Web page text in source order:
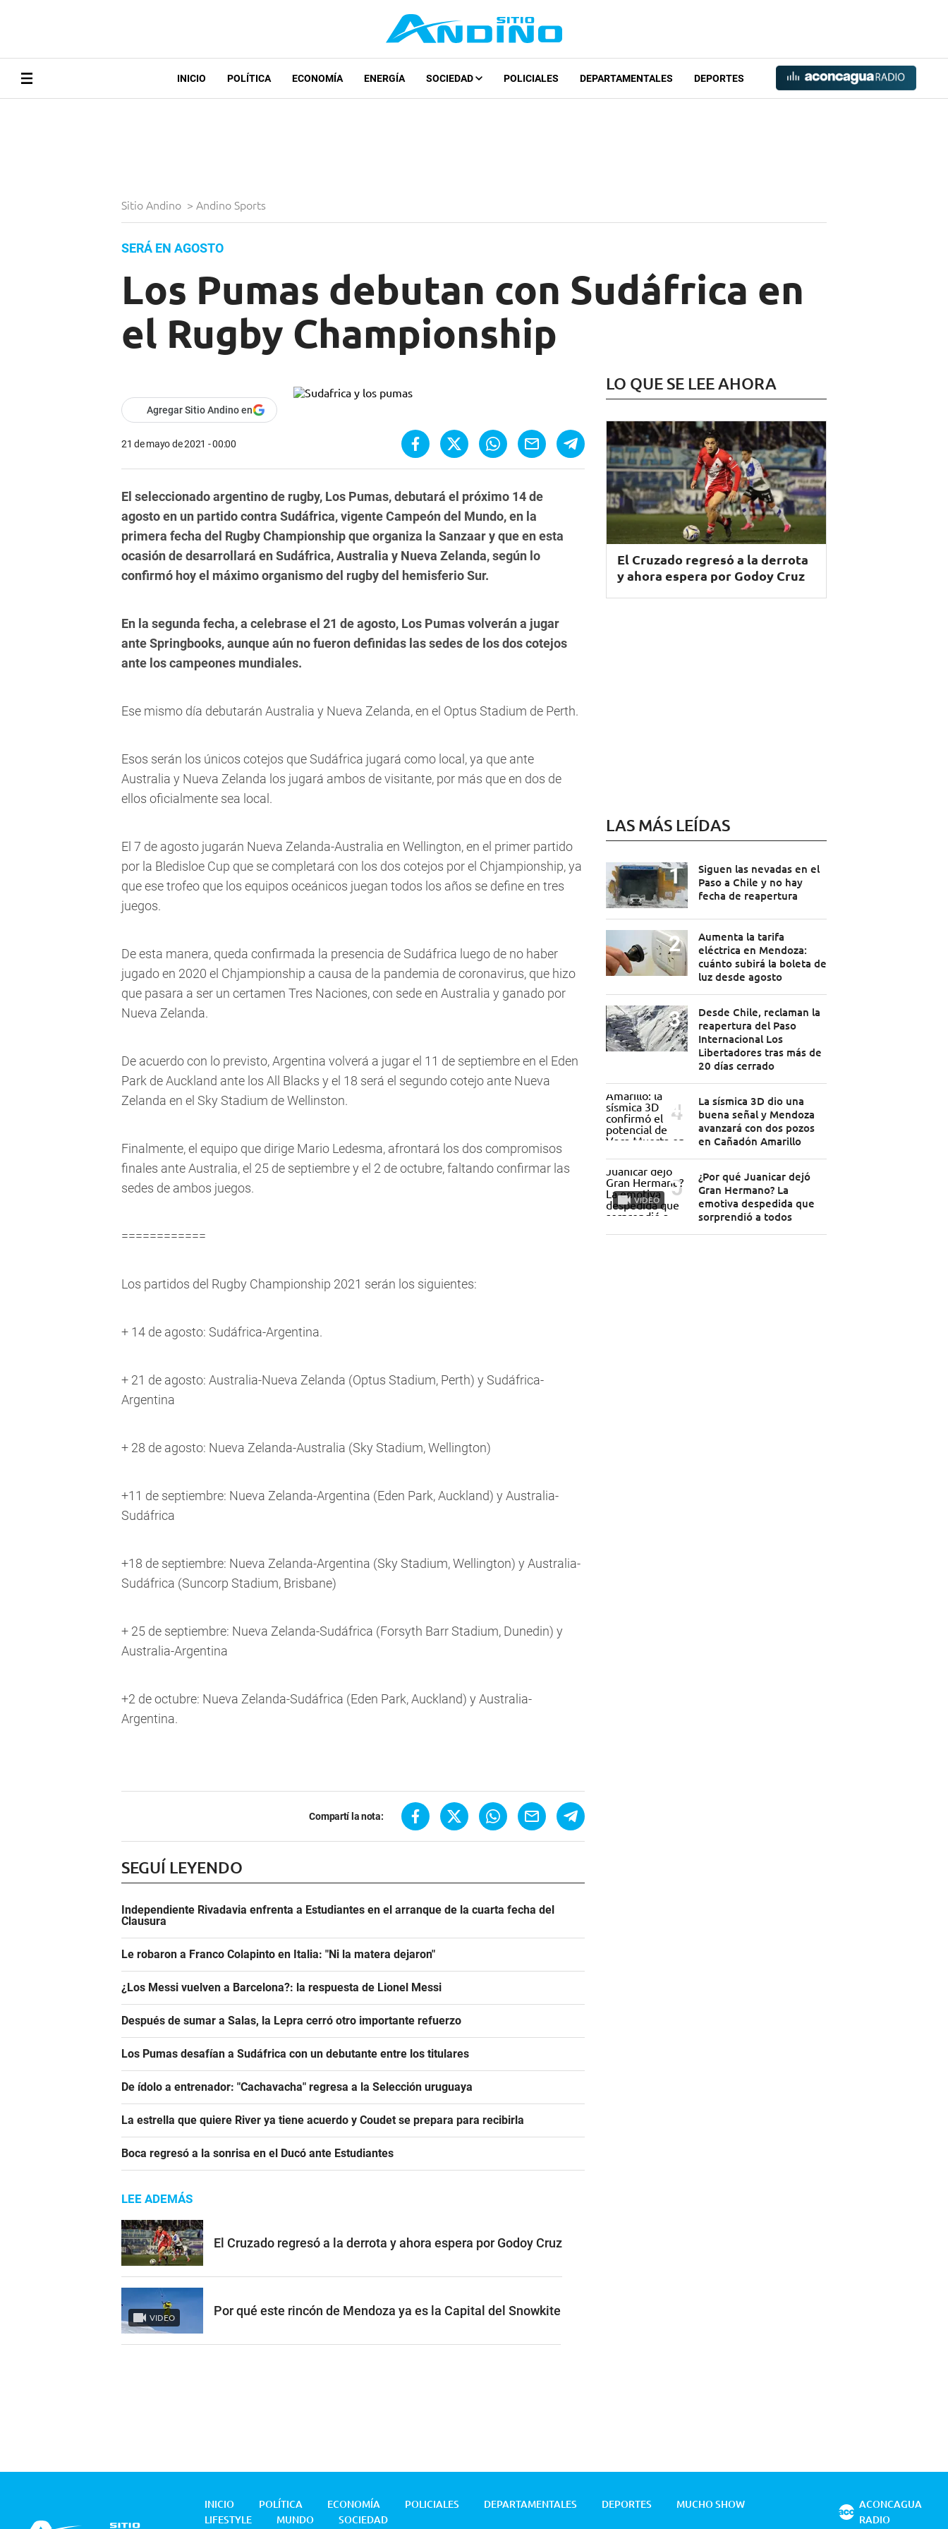
INICIO POLÍTICA ECONOMÍA ENERGÍA SOCIEDAD POLICIALES DEPARTAMENTALES DEPORTES
Sitio Andino > Andino Sports
SERÁ EN AGOSTO
Los Pumas debutan con Sudáfrica en
el Rugby Championship
Agregar Sitio Andino en
21 de mayo de 2021 - 00:00
El seleccionado argentino de rugby, Los Pumas, debutará el próximo 14 de
agosto en un partido contra Sudáfrica, vigente Campeón del Mundo, en la
primera fecha del Rugby Championship que organiza la Sanzaar y que en esta
ocasión de desarrollará en Sudáfrica, Australia y Nueva Zelanda, según lo
confirmó hoy el máximo organismo del rugby del hemisferio Sur.
En la segunda fecha, a celebrase el 21 de agosto, Los Pumas volverán a jugar
ante Springbooks, aunque aún no fueron definidas las sedes de los dos cotejos
ante los campeones mundiales.
Ese mismo día debutarán Australia y Nueva Zelanda, en el Optus Stadium de Perth.
Esos serán los únicos cotejos que Sudáfrica jugará como local, ya que ante
Australia y Nueva Zelanda los jugará ambos de visitante, por más que en dos de
ellos oficialmente sea local.
El 7 de agosto jugarán Nueva Zelanda-Australia en Wellington, en el primer partido
por la Bledisloe Cup que se completará con los dos cotejos por el Chjampionship, ya
que ese trofeo que los equipos oceánicos juegan todos los años se define en tres
juegos.
De esta manera, queda confirmada la presencia de Sudáfrica luego de no haber
jugado en 2020 el Chjampionship a causa de la pandemia de coronavirus, que hizo
que pasara a ser un certamen Tres Naciones, con sede en Australia y ganado por
Nueva Zelanda.
De acuerdo con lo previsto, Argentina volverá a jugar el 11 de septiembre en el Eden
Park de Auckland ante los All Blacks y el 18 será el segundo cotejo ante Nueva
Zelanda en el Sky Stadium de Wellinston.
Finalmente, el equipo que dirige Mario Ledesma, afrontará los dos compromisos
finales ante Australia, el 25 de septiembre y el 2 de octubre, faltando confirmar las
sedes de ambos juegos.
============
Los partidos del Rugby Championship 2021 serán los siguientes:
+ 14 de agosto: Sudáfrica-Argentina.
+ 21 de agosto: Australia-Nueva Zelanda (Optus Stadium, Perth) y Sudáfrica-
Argentina
+ 28 de agosto: Nueva Zelanda-Australia (Sky Stadium, Wellington)
+11 de septiembre: Nueva Zelanda-Argentina (Eden Park, Auckland) y Australia-
Sudáfrica
+18 de septiembre: Nueva Zelanda-Argentina (Sky Stadium, Wellington) y Australia-
Sudáfrica (Suncorp Stadium, Brisbane)
+ 25 de septiembre: Nueva Zelanda-Sudáfrica (Forsyth Barr Stadium, Dunedin) y
Australia-Argentina
+2 de octubre: Nueva Zelanda-Sudáfrica (Eden Park, Auckland) y Australia-
Argentina.
Compartí la nota:
SEGUÍ LEYENDO
Independiente Rivadavia enfrenta a Estudiantes en el arranque de la cuarta fecha del
Clausura
Le robaron a Franco Colapinto en Italia: "Ni la matera dejaron"
¿Los Messi vuelven a Barcelona?: la respuesta de Lionel Messi
Después de sumar a Salas, la Lepra cerró otro importante refuerzo
Los Pumas desafían a Sudáfrica con un debutante entre los titulares
De ídolo a entrenador: "Cachavacha" regresa a la Selección uruguaya
La estrella que quiere River ya tiene acuerdo y Coudet se prepara para recibirla
Boca regresó a la sonrisa en el Ducó ante Estudiantes
LEE ADEMÁS
El Cruzado regresó a la derrota y ahora espera por Godoy Cruz
VIDEO Por qué este rincón de Mendoza ya es la Capital del Snowkite
LO QUE SE LEE AHORA
El Cruzado regresó a la derrota
y ahora espera por Godoy Cruz
LAS MÁS LEÍDAS
Siguen las nevadas en el
Paso a Chile y no hay
fecha de reapertura
Aumenta la tarifa
eléctrica en Mendoza:
cuánto subirá la boleta de
luz desde agosto
Desde Chile, reclaman la
reapertura del Paso
Internacional Los
Libertadores tras más de
20 días cerrado
La sísmica 3D dio una
buena señal y Mendoza
avanzará con dos pozos
en Cañadón Amarillo
VIDEO
¿Por qué Juanicar dejó
Gran Hermano? La
emotiva despedida que
sorprendió a todos
INICIO POLÍTICA ECONOMÍA POLICIALES DEPARTAMENTALES DEPORTES
MUCHO SHOW
LIFESTYLE
MUNDO SOCIEDAD
ACONCAGUA
RADIO